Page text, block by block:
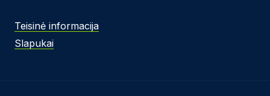
Teisinė informacija
Slapukai